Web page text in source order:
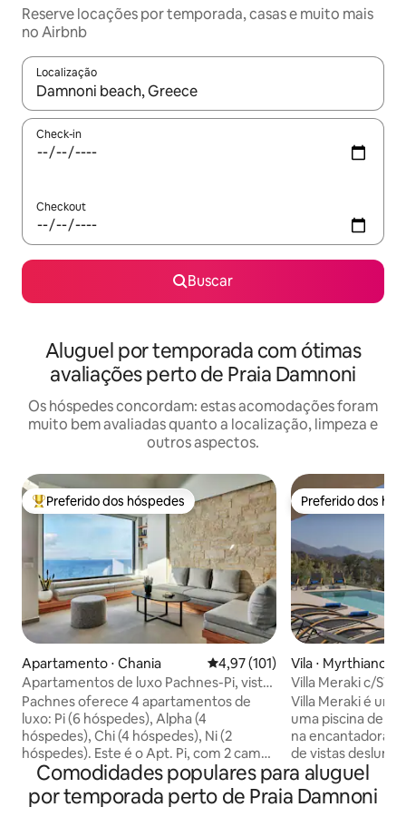
Reserve locações por temporada, casas e muito mais
no Airbnb
Localização
Quando os resultados estiverem disponíveis, explore-os
Check-in
Checkout
Buscar
Aluguel por temporada com ótimas
avaliações perto de Praia Damnoni
Os hóspedes concordam: estas acomodações foram
muito bem avaliadas quanto a localização, limpeza e
outros aspectos.
Entre os melhores preferidos dos hóspedes
Preferido dos hóspedes
Apartamento ⋅ Chania 4,97 de uma avaliação média de
4,97 (101)
Apartamentos de luxo Pachnes-Pi, vista
para o mar, piscina aquecida
Pachnes oferece 4 apartamentos de
luxo: Pi (6 hóspedes), Alpha (4
hóspedes), Chi (4 hóspedes), Ni (2
hóspedes). Este é o Apt. Pi, com 2 camas
king-size em 2 quartos, uma cama de
casal no sótão, grandes janelas, cortinas
blackout, varandas e terraço com vista
Preferido dos
Preferido dos
Vila ⋅ Myrthianos
Villa Meraki c/SV,
perto da praia de
Villa Meraki é um
uma piscina de
na encantadora
de vistas
enquanto relaxa
externa, perfeita
refeições. A vila
Comodidades populares para aluguel
por temporada perto de Praia Damnoni